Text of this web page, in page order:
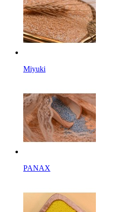
Miyuki
PANAX